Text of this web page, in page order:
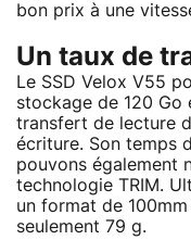
bon prix à une
Un taux de
Le SSD Velox V55
stockage de 120 Go
transfert de lecture
écriture. Son temps
pouvons également
technologie TRIM.
un format de
seulement 79 g.